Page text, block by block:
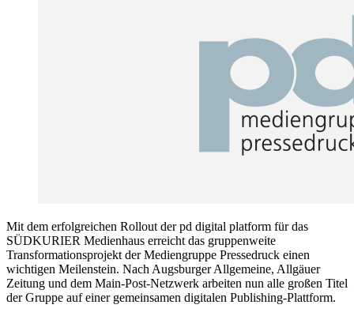
Mit dem erfolgreichen Rollout der pd digital platform für das
SÜDKURIER Medienhaus erreicht das gruppenweite
Transformationsprojekt der Mediengruppe Pressedruck einen
wichtigen Meilenstein. Nach Augsburger Allgemeine, Allgäuer
Zeitung und dem Main-Post-Netzwerk arbeiten nun alle großen Titel
der Gruppe auf einer gemeinsamen digitalen Publishing-Plattform.